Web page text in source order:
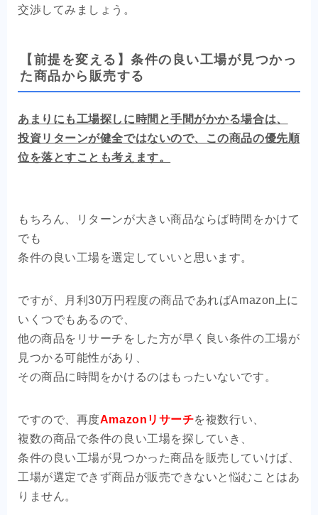
交渉してみましょう。
【前提を変える】条件の良い工場が見つかっ
た商品から販売する
あまりにも工場探しに時間と手間がかかる場合は、
投資リターンが健全ではないので、この商品の優先順
位を落とすことも考えます。
もちろん、リターンが大きい商品ならば時間をかけて
でも
条件の良い工場を選定していいと思います。
ですが、月利30万円程度の商品であればAmazon上に
いくつでもあるので、
他の商品をリサーチをした方が早く良い条件の工場が
見つかる可能性があり、
その商品に時間をかけるのはもったいないです。
ですので、再度Amazonリサーチを複数行い、
複数の商品で条件の良い工場を探していき、
条件の良い工場が見つかった商品を販売していけば、
工場が選定できず商品が販売できないと悩むことはあ
りません。